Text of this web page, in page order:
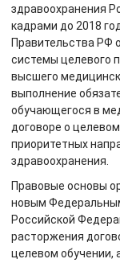
здравоохранения
кадрами до 2018
Правительства РФ
системы целевого
высшего
выполнение
обучающегося в
договоре о
приоритетных
здравоохранения.
Правовые основы
новым
Российской
расторжения
целевом обучении,